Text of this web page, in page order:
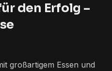
den Erfolg –
großartigem Essen und